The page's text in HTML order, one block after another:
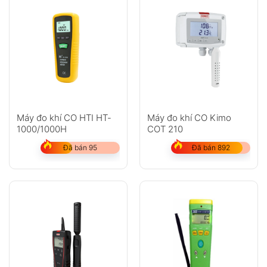
Cảm biến thay thế được, kéo dài tuổi thọ
thiết bị.
Cảm biến điện hóa ổn định, độ chính xác
cao.
Tự động zero cảm biến khi mở máy.
động.
Chu kỳ hiệu chuẩn 1 năm giúp thiết bị luôn
chính xác.
Bộ nhớ đo thủ công: 99 giá trị.
Datalogger tự động 11.340 sets (chỉ với
phiên bản 1372R).
Màn hình LCD có đèn nền.
Máy đo khí CO HTI HT-
1000/1000H
Đã bán 95
Máy đo khí CO Kimo
COT 210
Đã bán 892